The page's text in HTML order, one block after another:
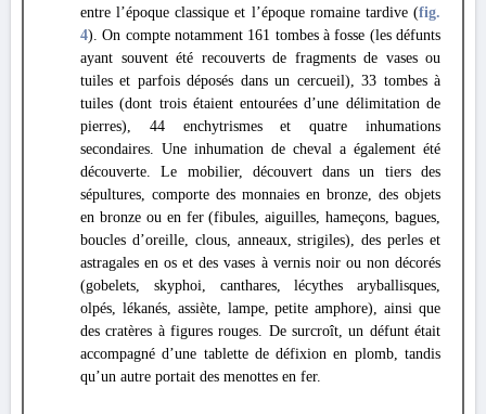
entre l’époque classique et l’époque romaine tardive (fig.
4). On compte notamment 161 tombes à fosse (les défunts
ayant souvent été recouverts de fragments de vases ou
tuiles et parfois déposés dans un cercueil), 33 tombes à
tuiles (dont trois étaient entourées d’une délimitation de
pierres), 44 enchytrismes et quatre inhumations
secondaires. Une inhumation de cheval a également été
découverte. Le mobilier, découvert dans un tiers des
sépultures, comporte des monnaies en bronze, des objets
en bronze ou en fer (fibules, aiguilles, hameçons, bagues,
boucles d’oreille, clous, anneaux, strigiles), des perles et
astragales en os et des vases à vernis noir ou non décorés
(gobelets, skyphoi, canthares, lécythes aryballisques,
olpés, lékanés, assiète, lampe, petite amphore), ainsi que
des cratères à figures rouges. De surcroît, un défunt était
accompagné d’une tablette de défixion en plomb, tandis
qu’un autre portait des menottes en fer.